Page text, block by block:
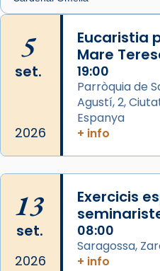
🔗
📸 J. Merino
Photo
View on Facebook ·
Arquebisbat de
de Barcelona.
2 weeks ago
comitè organitzador
del Sant Pare Lleó
col·laboradors, a la
L’arquebisbe de
5
set.
2026
Eucaristia
Mare
19:00
Parròquia de
Agustí, 2,
Espanya
+ info
13
set.
2026
Exercicis
08:00
Saragossa,
+ info